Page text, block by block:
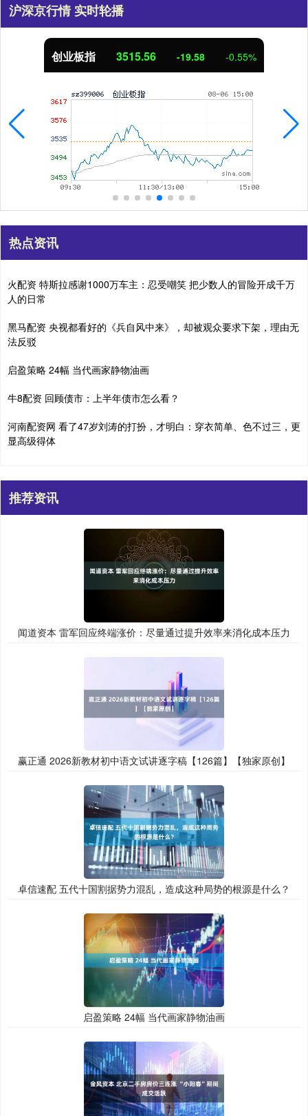
沪深京行情 实时轮播
创业板指 3515.56 -19.58 -0.55%
热点资讯
火配资 特斯拉感谢1000万车主：忍受嘲笑 把少数人的冒险开成千万
人的日常
黑马配资 央视都看好的《兵自风中来》，却被观众要求下架，理由无
法反驳
启盈策略 24幅 当代画家静物油画
牛8配资 回顾债市：上半年债市怎么看？
河南配资网 看了47岁刘涛的打扮，才明白：穿衣简单、色不过三，更
显高级得体
推荐资讯
闻道资本 雷军回应终端涨价：尽量通过提升效率来消化成本压力
赢正通 2026新教材初中语文试讲逐字稿【126篇】【独家原创】
卓信速配 五代十国割据势力混乱，造成这种局势的根源是什么？
启盈策略 24幅 当代画家静物油画